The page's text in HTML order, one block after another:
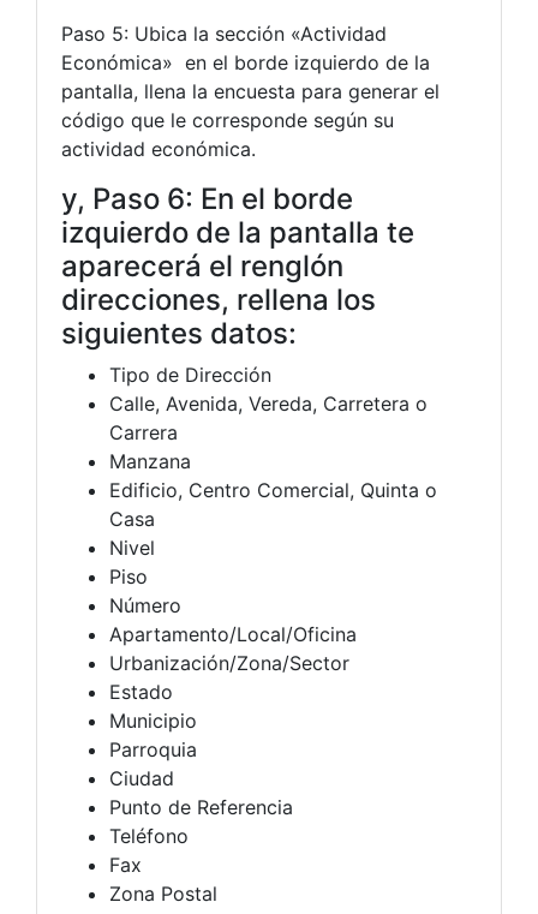
Paso 5: Ubica la sección «Actividad
Económica» en el borde izquierdo de la
pantalla, llena la encuesta para generar el
código que le corresponde según su
actividad económica.
y, Paso 6: En el borde
izquierdo de la pantalla te
aparecerá el renglón
direcciones, rellena los
siguientes datos:
Tipo de Dirección
Calle, Avenida, Vereda, Carretera o
Carrera
Manzana
Edificio, Centro Comercial, Quinta o
Casa
Nivel
Piso
Número
Apartamento/Local/Oficina
Urbanización/Zona/Sector
Estado
Municipio
Parroquia
Ciudad
Punto de Referencia
Teléfono
Fax
Zona Postal